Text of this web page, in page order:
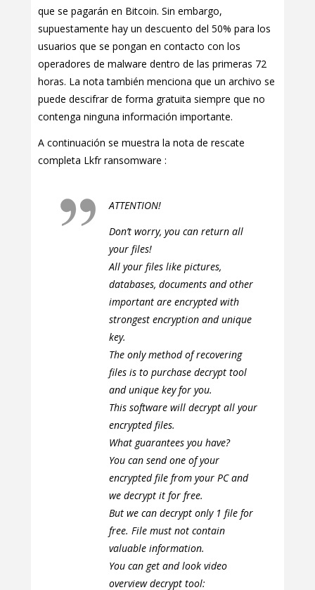
que se pagarán en Bitcoin. Sin embargo,
supuestamente hay un descuento del 50% para los
usuarios que se pongan en contacto con los
operadores de malware dentro de las primeras 72
horas. La nota también menciona que un archivo se
puede descifrar de forma gratuita siempre que no
contenga ninguna información importante.
A continuación se muestra la nota de rescate
completa Lkfr ransomware :
ATTENTION!
Don’t worry, you can return all
your files!
All your files like pictures,
databases, documents and other
important are encrypted with
strongest encryption and unique
key.
The only method of recovering
files is to purchase decrypt tool
and unique key for you.
This software will decrypt all your
encrypted files.
What guarantees you have?
You can send one of your
encrypted file from your PC and
we decrypt it for free.
But we can decrypt only 1 file for
free. File must not contain
valuable information.
You can get and look video
overview decrypt tool: